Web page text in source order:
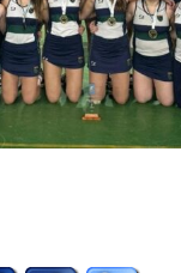
y Colegio,